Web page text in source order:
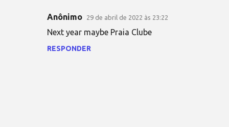
Anônimo 29 de abril de 2022 às 23:22
Next year maybe Praia Clube
RESPONDER